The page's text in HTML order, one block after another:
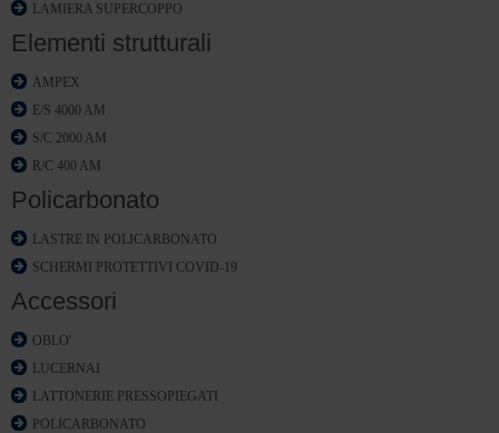
LAMIERA SUPERCOPPO
Elementi strutturali
AMPEX
E/S 4000 AM
S/C 2000 AM
R/C 400 AM
Policarbonato
LASTRE IN POLICARBONATO
SCHERMI PROTETTIVI COVID-19
Accessori
OBLO'
LUCERNAI
LATTONERIE PRESSOPIEGATI
POLICARBONATO